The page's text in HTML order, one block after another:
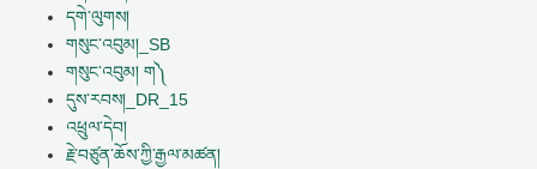
དགེ་ལུགས།
གསུང་འབུམ།_SB
གསུང་འབུམ། ག༽
དུས་རབས།_DR_15
འཕྲུལ་དེབ།
རྗེ་བཙུན་ཆོས་ཀྱི་རྒྱལ་མཚན།